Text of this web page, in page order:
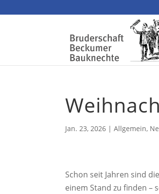
Jan. 23, 2026 |Allgemein,
Schon seit Jahren sind
einem Stand zu finden –